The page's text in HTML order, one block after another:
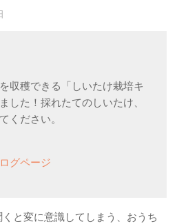
収穫できる「しいたけ栽培キ
した！採れたてのしいたけ、
ください。
グページ
と変に意識してしまう、おうち